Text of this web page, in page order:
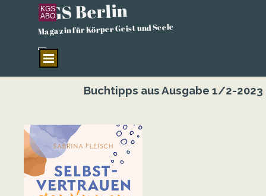
Direkt zum Seiteninhalt
KGS Berlin
Magazin für Körper Geist und Seele
KGS
ABO
Menü überspringen
Buchtipps aus Ausgabe 1/2-2023